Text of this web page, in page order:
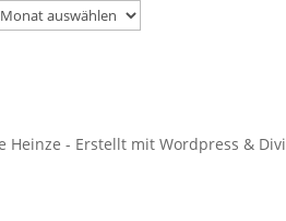
Heinze - Erstellt mit Wordpress & Divi